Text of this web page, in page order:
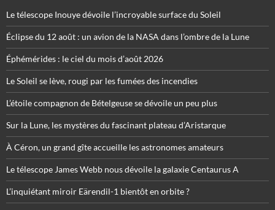
Le télescope Inouye dévoile l’incroyable surface du Soleil
Éclipse du 12 août : un avion de la NASA dans l’ombre de la Lune
Éphémérides : le ciel du mois d’août 2026
Le Soleil se lève, rougi par les fumées des incendies
L’étoile compagnon de Bételgeuse se dévoile un peu plus
Sur la Lune, les mystères du fascinant plateau d’Aristarque
À Céron, un grand gîte accueille les astronomes amateurs
Le télescope James Webb nous dévoile la galaxie Centaurus A
L’inquiétant miroir Eärendil-1 bientôt en orbite ?